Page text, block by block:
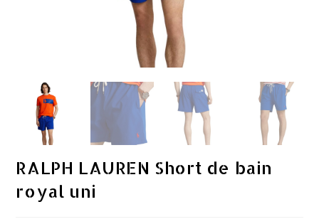
RALPH LAUREN Short de bain
royal uni